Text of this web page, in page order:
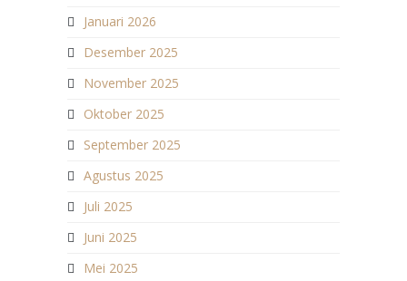
Januari 2026
Desember 2025
November 2025
Oktober 2025
September 2025
Agustus 2025
Juli 2025
Juni 2025
Mei 2025